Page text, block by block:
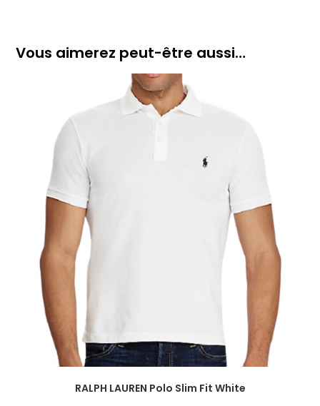
Vous aimerez peut-être aussi…
RALPH LAUREN Polo Slim Fit White